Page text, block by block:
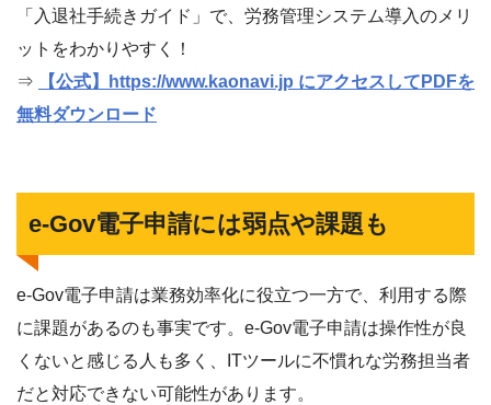
「入退社手続きガイド」で、労務管理システム導入のメリ
ットをわかりやすく！
⇒
【公式】https://www.kaonavi.jp にアクセスしてPDFを
無料ダウンロード
e-Gov電子申請には弱点や課題も
e-Gov電子申請は業務効率化に役立つ一方で、利用する際
に課題があるのも事実です。e-Gov電子申請は操作性が良
くないと感じる人も多く、ITツールに不慣れな労務担当者
だと対応できない可能性があります。